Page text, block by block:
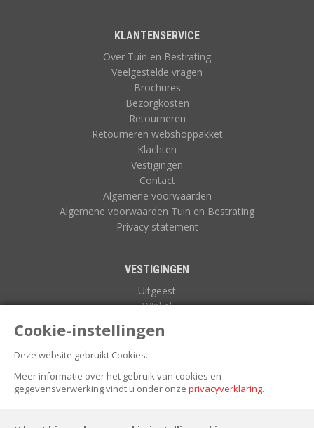
Cookie-instellingen
Deze website gebruikt Cookies.
Meer informatie over het gebruik van cookies en
gegevensverwerking vindt u onder onze privacyverklaring.
KLANTENSERVICE
Over Tuin en Bestrating
Veelgestelde vragen
Brochures
Bezorgkosten
Retourneren
Retourneren webshoppakket
Klachten
Vestigingen
Contact
Algemene voorwaarden
Algemene voorwaarden Tuin en Bestrating
Privacy statement
VESTIGINGEN
Uitgeest
Winkel